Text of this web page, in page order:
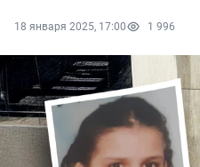
18 января 2025, 17:00 1 996